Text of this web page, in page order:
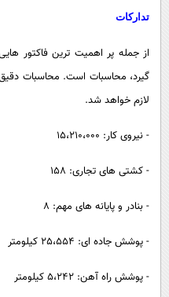
تدارکات
از جمله پر اهمیت ترین فاکتور
گیرد، محاسبات است. محاسبات
لازم خواهد شد.
- نیروی کار: 15،210،000
- کشتی های تجاری: 158
- بنادر و پایانه های مهم: 8
- پوشش جاده ای: 25،554 کیلومتر
- پوشش راه آهن: 5،242 کیلومتر